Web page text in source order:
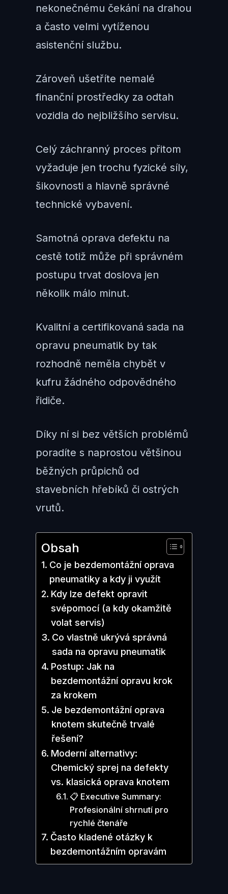
nekonečnému čekání na drahou
a často velmi vytíženou
asistenční službu.
Zároveň ušetříte nemalé
finanční prostředky za odtah
vozidla do nejbližšího servisu.
Celý záchranný proces přitom
vyžaduje jen trochu fyzické síly,
šikovnosti a hlavně správné
technické vybavení.
Samotná oprava defektu na
cestě totiž může při správném
postupu trvat doslova jen
několik málo minut.
Kvalitní a certifikovaná sada na
opravu pneumatik by tak
rozhodně neměla chybět v
kufru žádného odpovědného
řidiče.
Díky ní si bez větších problémů
poradíte s naprostou většinou
běžných průpichů od
stavebních hřebíků či ostrých
vrutů.
Obsah
Co je bezdemontážní oprava
pneumatiky a kdy ji využít
Kdy lze defekt opravit
svépomocí (a kdy okamžitě
volat servis)
Co vlastně ukrývá správná
sada na opravu pneumatik
Postup: Jak na
bezdemontážní opravu krok
za krokem
Je bezdemontážní oprava
knotem skutečně trvalé
řešení?
Moderní alternativy:
Chemický sprej na defekty
vs. klasická oprava knotem
📋 Executive Summary:
Profesionální shrnutí pro
rychlé čtenáře
Často kladené otázky k
bezdemontážním opravám